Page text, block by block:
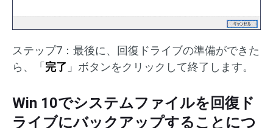
ステップ7：最後に、回復ドライブの準備ができた
ら、「 完了 」ボタンをクリックして終了します。
Win 10でシステムファイルを回復ド
ライブにバックアップすることにつ